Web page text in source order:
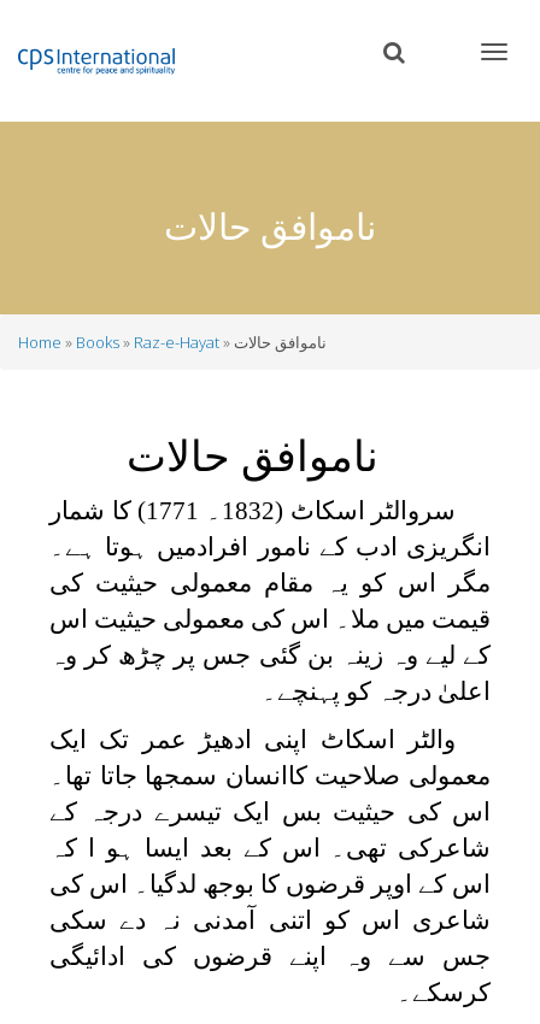
content
ناموافق حالات
Home Books Raz-e-Hayat ناموافق حالات
ناموافق حالات
سروالٹر اسکاٹ (1832۔ 1771) کا شمار
انگریزی ادب کے نامور افرادمیں ہوتا ہے۔
مگر اس کو یہ مقام معمولی حیثیت کی
قیمت میں ملا۔ اس کی معمولی حیثیت اس
کے لیے وہ زینہ بن گئی جس پر چڑھ کر وہ
اعلیٰ درجہ کو پہنچے۔
والٹر اسکاٹ اپنی ادھیڑ عمر تک ایک
معمولی صلاحیت کاانسان سمجھا جاتا تھا۔
اس کی حیثیت بس ایک تیسرے درجہ کے
شاعرکی تھی۔ اس کے بعد ایسا ہو ا کہ
اس کے اوپر قرضوں کا بوجھ لدگیا۔ اس کی
شاعری اس کو اتنی آمدنی نہ دے سکی
جس سے وہ اپنے قرضوں کی ادائیگی
کرسکے۔